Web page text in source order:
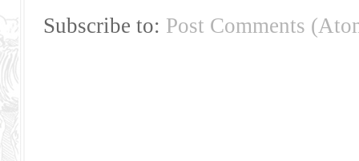
Subscribe to: Post Comments